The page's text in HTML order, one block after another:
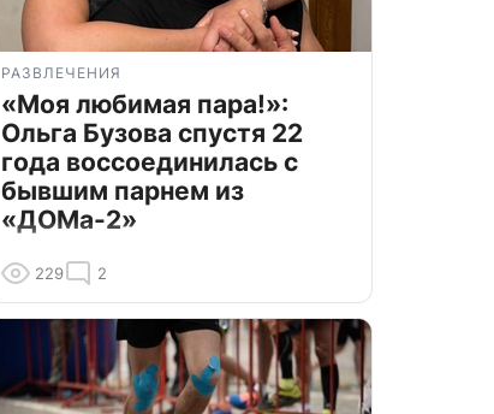
РАЗВЛЕЧЕНИЯ
«Моя любимая пара!»:
Ольга Бузова спустя 22
года воссоединилась с
бывшим парнем из
«ДОМа-2»
229 2